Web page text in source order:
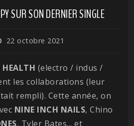
SUR SON DERNIER SINGLE
22 octobre 2021
HEALTH (electro / indus /
les collaborations (leur
rempli). Cette année, on
NINE INCH NAILS, Chino
, Tyler Bates... et